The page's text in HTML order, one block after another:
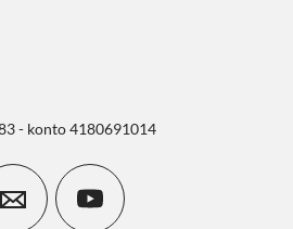
- konto 4180691014